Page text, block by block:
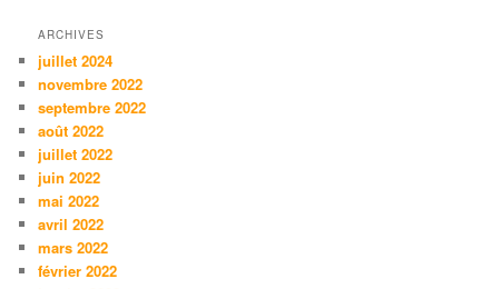
ARCHIVES
juillet 2024
novembre 2022
septembre 2022
août 2022
juillet 2022
juin 2022
mai 2022
avril 2022
mars 2022
février 2022